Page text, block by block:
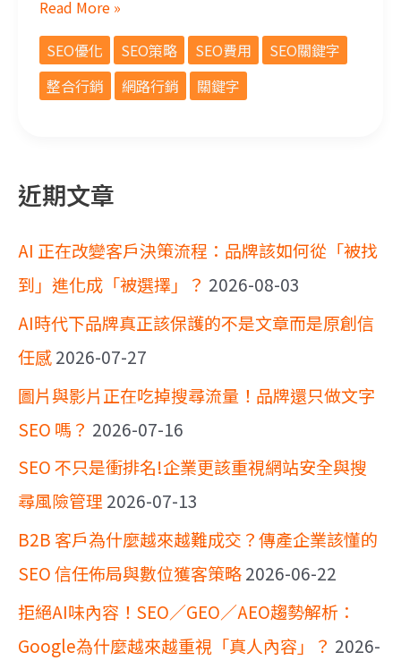
Read More »
SEO優化
SEO策略 SEO費用
SEO關鍵字
整合行銷
網路行銷 關鍵字
近期文章
AI 正在改變客戶決策流程：品牌該如何從「被找
到」進化成「被選擇」？ 2026-08-03
AI時代下品牌真正該保護的不是文章而是原創信
任感2026-07-27
圖片與影片正在吃掉搜尋流量！品牌還只做文字
SEO 嗎？ 2026-07-16
SEO 不只是衝排名!企業更該重視網站安全與搜
尋風險管理 2026-07-13
B2B 客戶為什麼越來越難成交？傳產企業該懂的
SEO 信任佈局與數位獲客策略2026-06-22
拒絕AI味內容！SEO／GEO／AEO趨勢解析：
Google為什麼越來越重視「真人內容」？ 2026-